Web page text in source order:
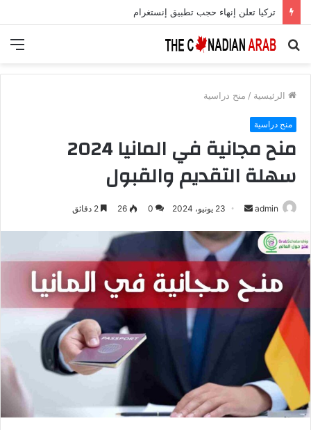
تركيا تعلن إنهاء حجب تطبيق إنستغرام
بحث
الرئيسية / منح دراسية
منح دراسية
منح مجانية في المانيا 2024
سهلة التقديم والقبول
admin
أرسل
إلكترونيا
23 يونيو، 2024 0
26